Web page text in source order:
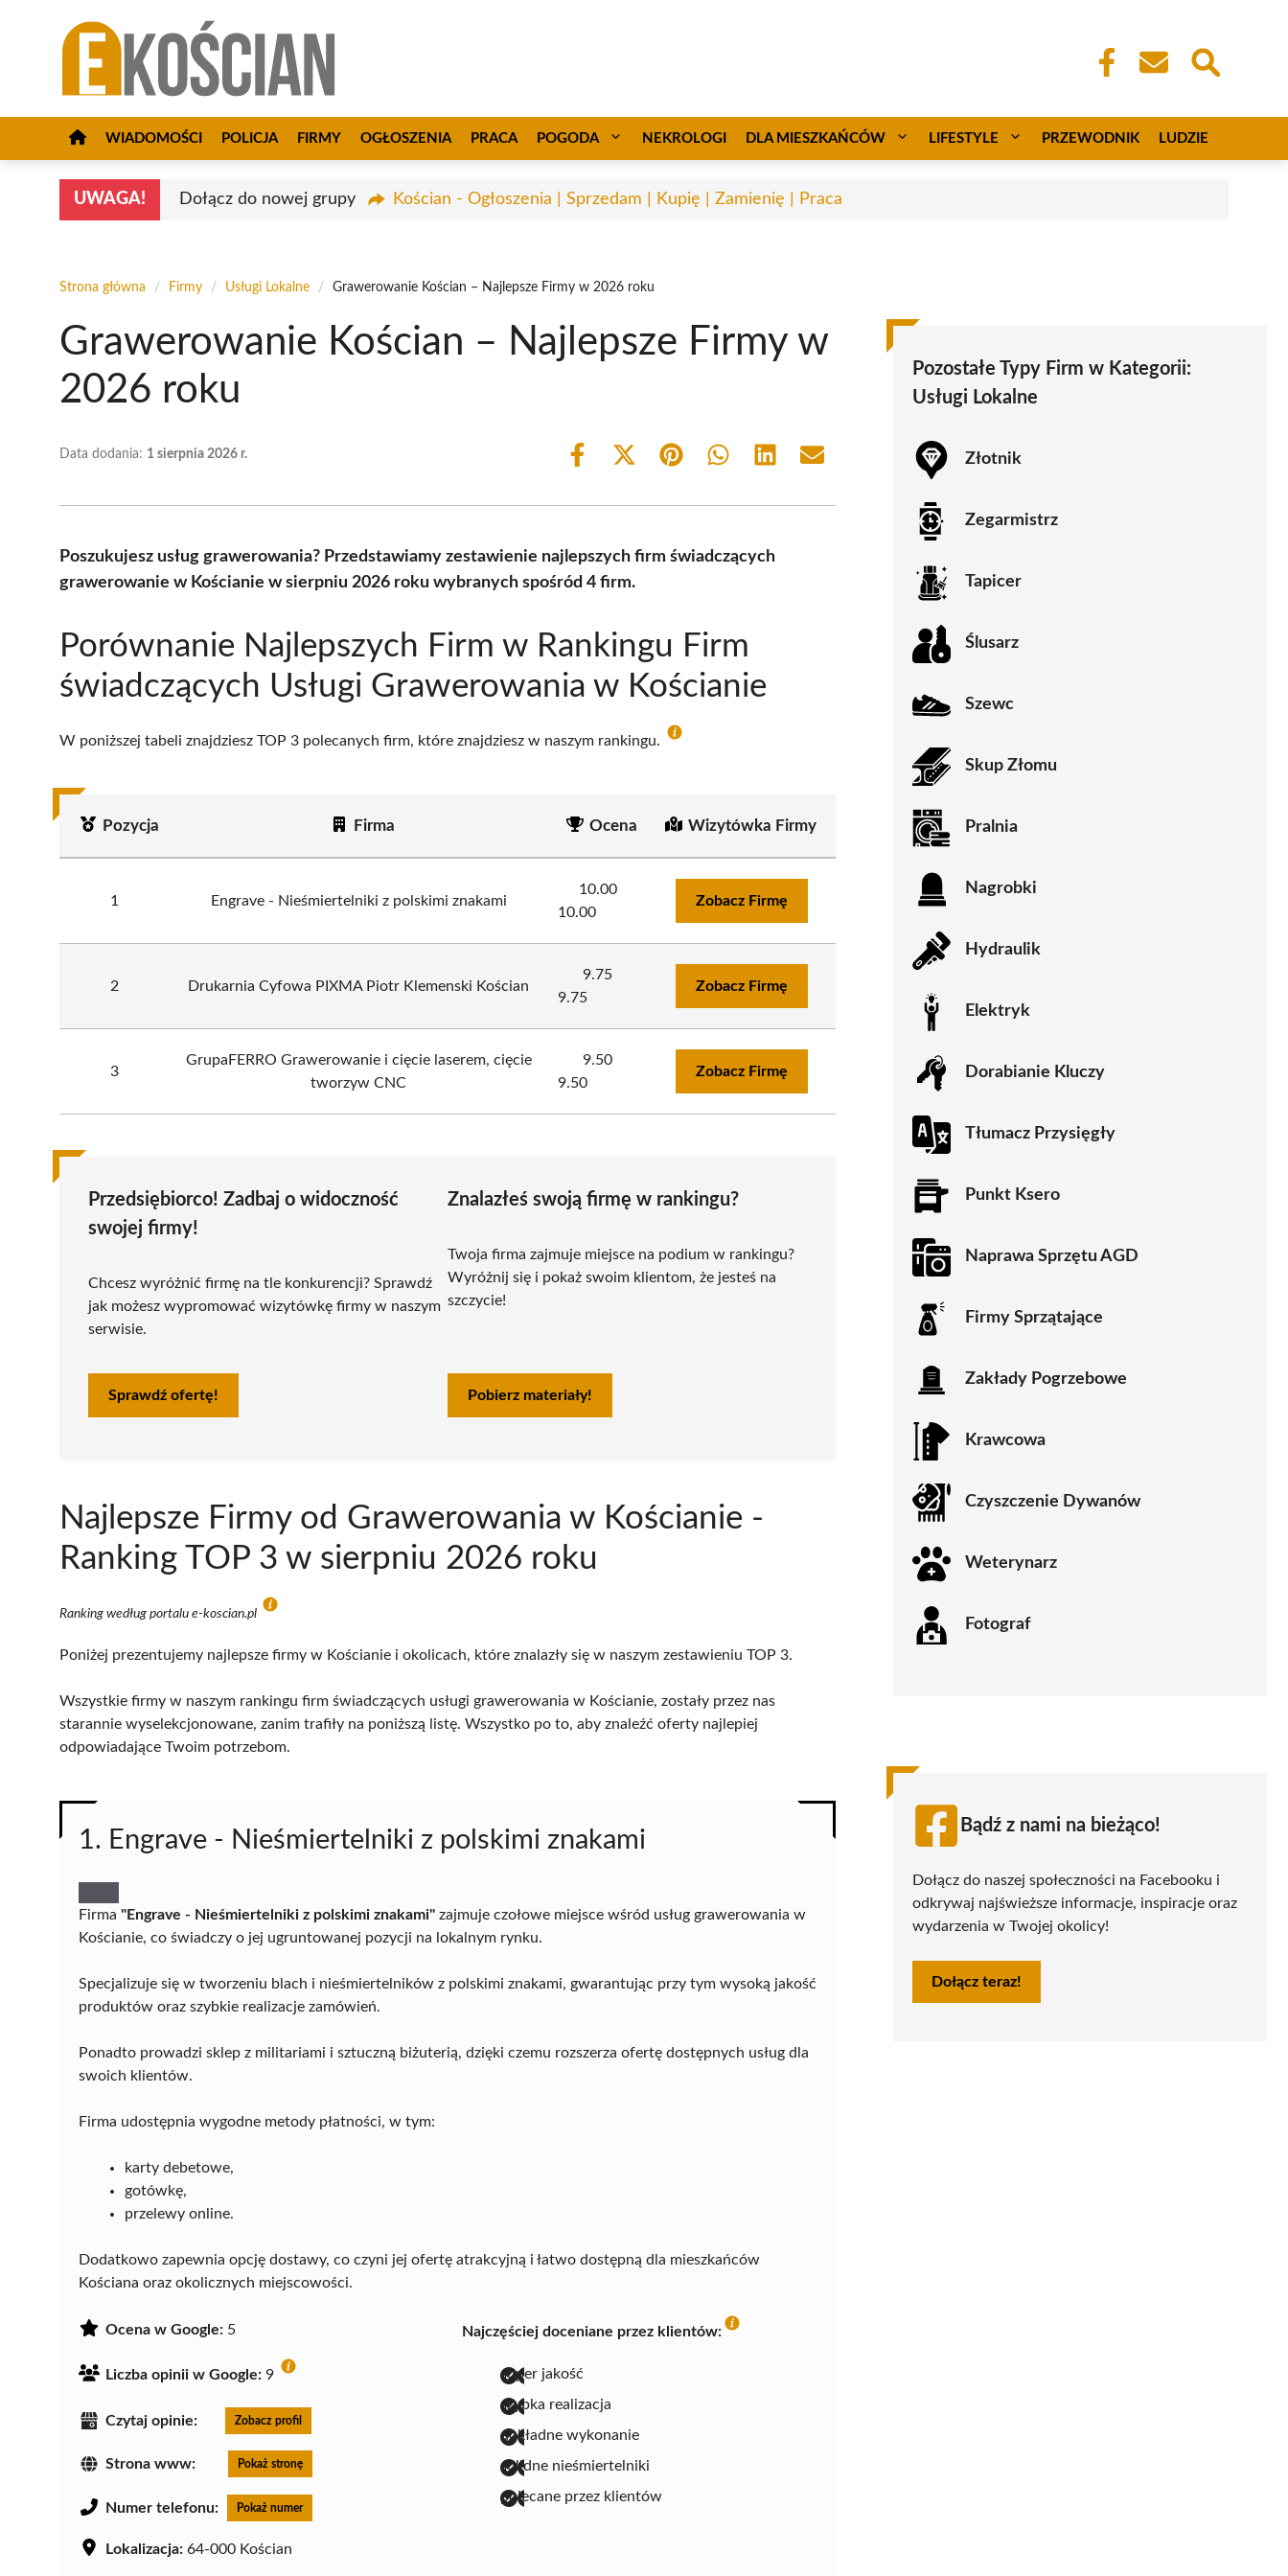
WIADOMOŚCI POLICJA FIRMY OGŁOSZENIA PRACA POGODA NEKROLOGI DLA MIESZKAŃCÓW LIFESTYLE PRZEWODNIK LUDZIE
UWAGA! Dołącz do nowej grupy Kościan - Ogłoszenia | Sprzedam | Kupię | Zamienię | Praca
Strona główna / Firmy / Usługi Lokalne / Grawerowanie Kościan – Najlepsze Firmy w 2026 roku
Grawerowanie Kościan – Najlepsze Firmy w
2026 roku
Data dodania: 1 sierpnia 2026 r.
Share
Share
(Twitter)
Share Share Share Share
Poszukujesz usług grawerowania? Przedstawiamy zestawienie najlepszych firm świadczących
grawerowanie w Kościanie w sierpniu 2026 roku wybranych spośród 4 firm.
Porównanie Najlepszych Firm w Rankingu Firm
świadczących Usługi Grawerowania w Kościanie
W poniższej tabeli znajdziesz TOP 3 polecanych firm, które znajdziesz w naszym rankingu.
Pozycja Firma Ocena Wizytówka Firmy
1 Engrave - Nieśmiertelniki z polskimi znakami
10.00
10.00
Zobacz Firmę
2 Drukarnia Cyfowa PIXMA Piotr Klemenski Kościan
9.75
9.75
Zobacz Firmę
3
GrupaFERRO Grawerowanie i cięcie laserem, cięcie
tworzyw CNC
9.50
9.50
Zobacz Firmę
Przedsiębiorco! Zadbaj o widoczność
swojej firmy!
Chcesz wyróżnić firmę na tle konkurencji? Sprawdź
jak możesz wypromować wizytówkę firmy w naszym
serwisie.
Sprawdź ofertę!
Znalazłeś swoją firmę w rankingu?
Twoja firma zajmuje miejsce na podium w rankingu?
Wyróżnij się i pokaż swoim klientom, że jesteś na
szczycie!
Pobierz materiały!
Najlepsze Firmy od Grawerowania w Kościanie -
Ranking TOP 3 w sierpniu 2026 roku
Ranking według portalu e-koscian.pl
Poniżej prezentujemy najlepsze firmy w Kościanie i okolicach, które znalazły się w naszym zestawieniu TOP 3.
Wszystkie firmy w naszym rankingu firm świadczących usługi grawerowania w Kościanie, zostały przez nas
starannie wyselekcjonowane, zanim trafiły na poniższą listę. Wszystko po to, aby znaleźć oferty najlepiej
odpowiadające Twoim potrzebom.
1. Engrave - Nieśmiertelniki z polskimi znakami
Firma "Engrave - Nieśmiertelniki z polskimi znakami" zajmuje czołowe miejsce wśród usług grawerowania w
Kościanie, co świadczy o jej ugruntowanej pozycji na lokalnym rynku.
Specjalizuje się w tworzeniu blach i nieśmiertelników z polskimi znakami, gwarantując przy tym wysoką jakość
produktów oraz szybkie realizacje zamówień.
Ponadto prowadzi sklep z militariami i sztuczną biżuterią, dzięki czemu rozszerza ofertę dostępnych usług dla
swoich klientów.
Firma udostępnia wygodne metody płatności, w tym:
karty debetowe,
gotówkę,
przelewy online.
Dodatkowo zapewnia opcję dostawy, co czyni jej ofertę atrakcyjną i łatwo dostępną dla mieszkańców
Kościana oraz okolicznych miejscowości.
Ocena w Google: 5
Liczba opinii w Google: 9
Czytaj opinie: Zobacz profil
Strona www: Pokaż stronę
Numer telefonu: Pokaż numer
Lokalizacja: 64-000 Kościan
Najczęściej doceniane przez klientów:
super jakość
szybka realizacja
dokładne wykonanie
solidne nieśmiertelniki
polecane przez klientów
Pozostałe Typy Firm w Kategorii:
Usługi Lokalne
Złotnik
Zegarmistrz
Tapicer
Ślusarz
Szewc
Skup Złomu
Pralnia
Nagrobki
Hydraulik
Elektryk
Dorabianie Kluczy
Tłumacz Przysięgły
Punkt Ksero
Naprawa Sprzętu AGD
Firmy Sprzątające
Zakłady Pogrzebowe
Krawcowa
Czyszczenie Dywanów
Weterynarz
Fotograf
Bądź z nami na bieżąco!
Dołącz do naszej społeczności na Facebooku i
odkrywaj najświeższe informacje, inspiracje oraz
wydarzenia w Twojej okolicy!
Dołącz teraz!